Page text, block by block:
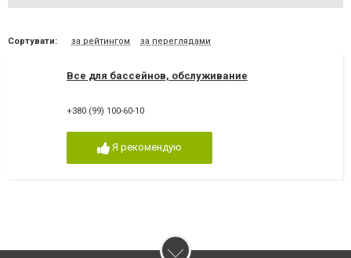
Сортувати: за рейтингом за переглядами
Все для бассейнов, обслуживание
+380 (99) 100-60-10
Я рекомендую